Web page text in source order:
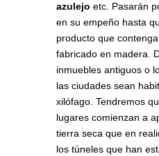
azulejo etc. Pasarán
en su empeño hasta
producto que
fabricado en madera.
inmuebles antiguos o
las ciudades sean
xilófago. Tendremos
lugares comienzan a
tierra seca que en
los túneles que han